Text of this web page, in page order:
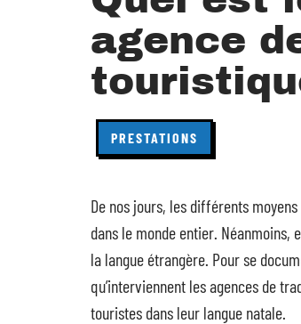
agence
PRESTATIONS
De nos jours, les différents
dans le monde entier. Néanmoins,
la langue étrangère. Pour se
qu’interviennent les agences de
touristes dans leur langue natale.